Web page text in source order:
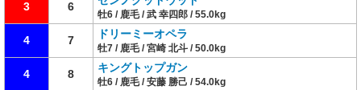
3 6
牡6 / 鹿毛 / 武 幸四郎 / 55.0kg
4 7 ドリーミーオペラ
牡7 / 鹿毛 / 宮崎 北斗 / 50.0kg
4 8 キングトップガン
牡6 / 鹿毛 / 安藤 勝己 / 54.0kg